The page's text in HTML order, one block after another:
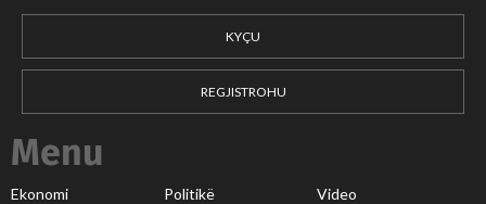
KYÇU
REGJISTROHU
Menu
Ekonomi Politikë
Video